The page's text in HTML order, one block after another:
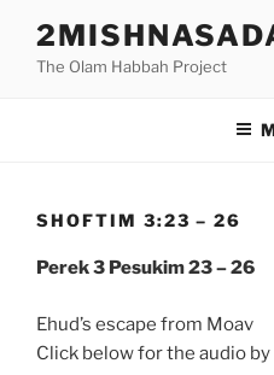
contentThe Olam Habbah Project
SHOFTIM 3:23 – 26
Perek 3 Pesukim 23 – 26
Ehud’s escape from Moav
Click below for the audio